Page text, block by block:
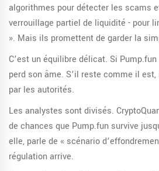
algorithmes pour détecter les scams
verrouillage partiel de liquidité - pour
». Mais ils promettent de garder la
C’est un équilibre délicat. Si
perd son âme. S’il reste comme il
par les autorités.
Les analystes sont divisés.
de chances que Pump.fun survive
elle, parle de « scénario
régulation arrive.